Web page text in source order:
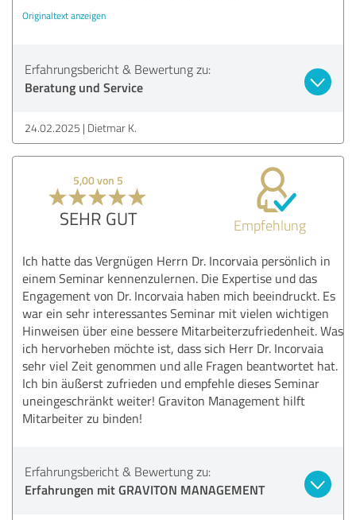
Originaltext anzeigen
Erfahrungsbericht & Bewertung zu:
Beratung und Service
24.02.2025 Dietmar K.
5,00 von 5
SEHR GUT Empfehlung
Ich hatte das Vergnügen Herrn Dr. Incorvaia persönlich in
einem Seminar kennenzulernen. Die Expertise und das
Engagement von Dr. Incorvaia haben mich beeindruckt. Es
war ein sehr interessantes Seminar mit vielen wichtigen
Hinweisen über eine bessere Mitarbeiterzufriedenheit. Was
ich hervorheben möchte ist, dass sich Herr Dr. Incorvaia
sehr viel Zeit genommen und alle Fragen beantwortet hat.
Ich bin äußerst zufrieden und empfehle dieses Seminar
uneingeschränkt weiter! Graviton Management hilft
Mitarbeiter zu binden!
Erfahrungsbericht & Bewertung zu:
Erfahrungen mit GRAVITON MANAGEMENT